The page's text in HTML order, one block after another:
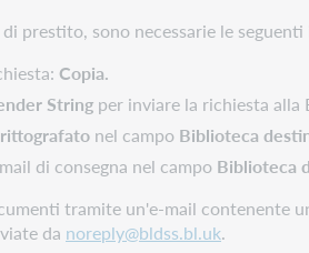
prestito, sono necessarie le
Copia.
String per inviare la richiesta
nel campo Biblioteca
di consegna nel campo Biblioteca
tramite un'e-mail contenente
da noreply@bldss.bl.uk.